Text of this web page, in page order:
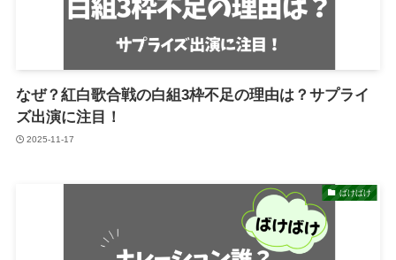
なぜ？紅白歌合戦の白組3枠不足の理由は？サプライ
ズ出演に注目！
2025-11-17
ばけばけ